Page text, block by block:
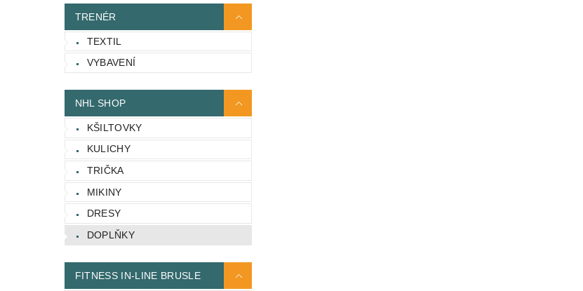
TRENÉR
TEXTIL
VYBAVENÍ
NHL SHOP
KŠILTOVKY
KULICHY
TRIČKA
MIKINY
DRESY
DOPLŇKY
FITNESS IN-LINE BRUSLE